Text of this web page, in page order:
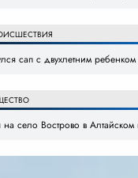
сап с двухлетним
село Вострово в Алтайском